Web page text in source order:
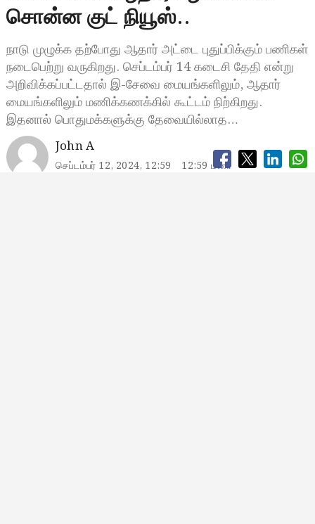
சொன்ன குட் நியூஸ்..
நாடு முழுக்க தற்போது ஆதார் அட்டை புதுப்பிக்கும் பணிகள்
நடைபெற்று வருகிறது. செப்டம்பர் 14 கடைசி தேதி என்று
அறிவிக்கப்பட்டதால் இ-சேவை மையங்களிலும், ஆதார்
மையங்களிலும் மணிக்கணக்கில் கூட்டம் நிற்கிறது.
இதனால் பொதுமக்களுக்கு தேவையில்லாத…
John A
செப்டம்பர் 12, 2024, 12:59 12:59 மணி